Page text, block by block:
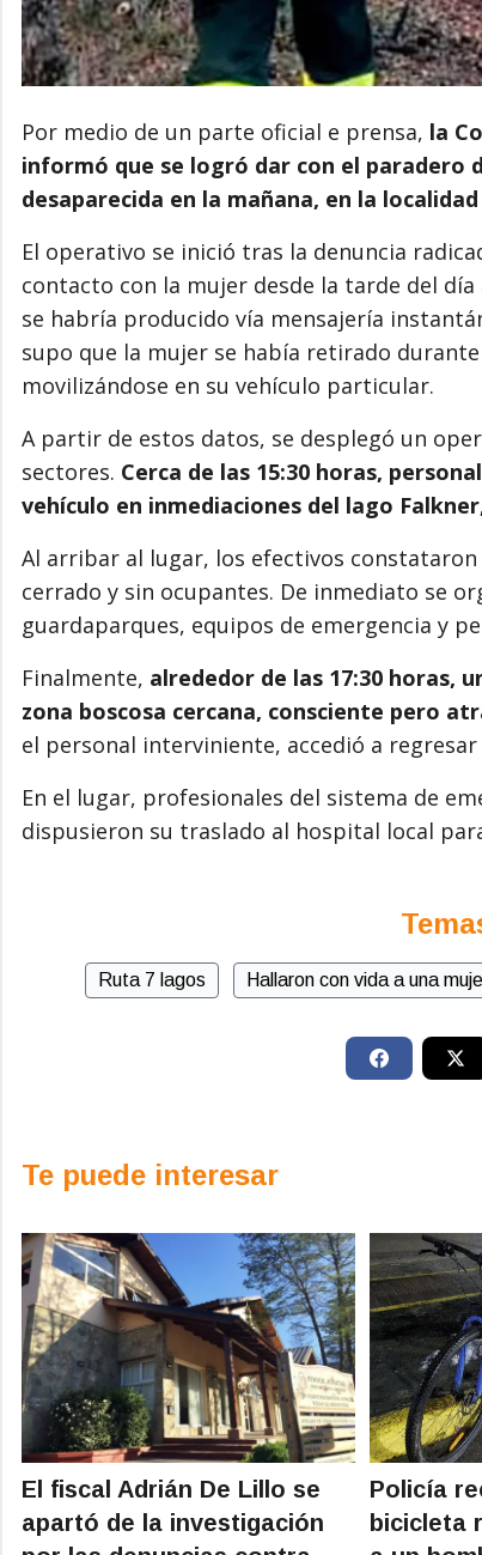
Por medio de un parte oficial e prensa, la
informó que se logró dar con el paradero
desaparecida en la mañana, en la
El operativo se inició tras la denuncia
contacto con la mujer desde la tarde del
se habría producido vía mensajería
supo que la mujer se había retirado
movilizándose en su vehículo particular.
A partir de estos datos, se desplegó un
sectores. Cerca de las 15:30 horas,
vehículo en inmediaciones del lago
Al arribar al lugar, los efectivos
cerrado y sin ocupantes. De inmediato se
guardaparques, equipos de emergencia y
Finalmente, alrededor de las 17:30 horas,
zona boscosa cercana, consciente pero
el personal interviniente, accedió a
En el lugar, profesionales del sistema de
dispusieron su traslado al hospital local
Ruta 7 lagos Hallaron con vida a una
Te puede interesar
El fiscal Adrián De Lillo se
apartó de la investigación
Policía
bicicleta